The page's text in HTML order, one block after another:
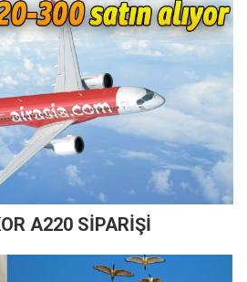
A220 SİPARİŞİ